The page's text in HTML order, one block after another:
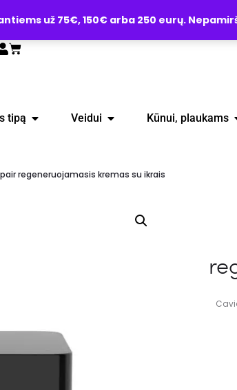
už 75€, 150€ arba 250 eurų.
tipą Veidui Kūnui, plaukams
regeneruojamasis kremas su ikrais